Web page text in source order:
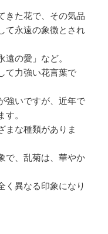
きた花で、その気品
て永遠の象徴とされ
遠の愛」など。
て力強い花言葉で
強いですが、近年で
す。
まな種類がありま
で、乱菊は、華やか
く異なる印象になり